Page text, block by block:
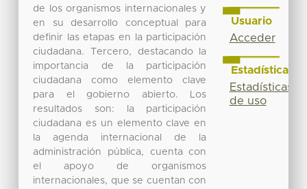
de los organismos internacionales y
en su desarrollo conceptual para
definir las etapas en la participación
ciudadana. Tercero, destacando la
importancia de la participación
ciudadana como elemento clave
para el gobierno abierto. Los
resultados son: la participación
ciudadana es un elemento clave en
la agenda internacional de la
administración pública, cuenta con
el apoyo de organismos
internacionales, que se cuentan con
Usuario
Acceder
Estadísticas
Estadísticas
de uso